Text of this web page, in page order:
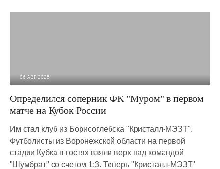
06 АВГ 2025
Определился соперник ФК "Муром" в первом
матче на Кубок России
Им стал клуб из Борисоглебска "Кристалл-МЭЗТ".
Футболисты из Воронежской области на первой
стадии Кубка в гостях взяли верх над командой
"Шумбрат" со счетом 1:3. Теперь "Кристалл-МЭЗТ"